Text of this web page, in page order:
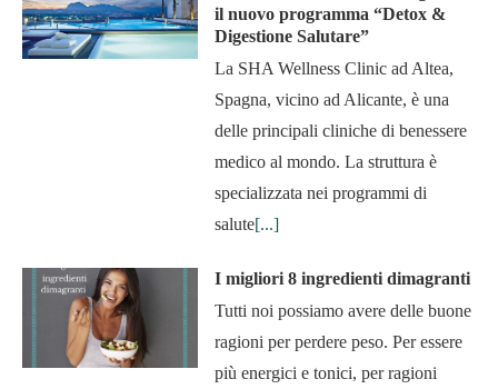
il nuovo programma “Detox &
Digestione Salutare”
La SHA Wellness Clinic ad Altea,
Spagna, vicino ad Alicante, è una
delle principali cliniche di benessere
medico al mondo. La struttura è
specializzata nei programmi di
salute[...]
I migliori 8 ingredienti dimagranti
Tutti noi possiamo avere delle buone
ragioni per perdere peso. Per essere
più energici e tonici, per ragioni